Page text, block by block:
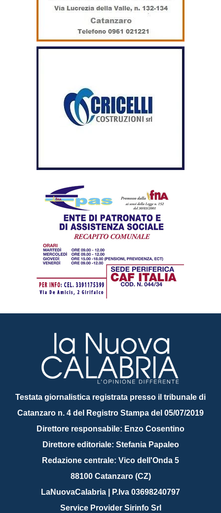
Testata giornalistica registrata presso il tribunale di
Catanzaro n. 4 del Registro Stampa del 05/07/2019
Direttore responsabile: Enzo Cosentino
Direttore editoriale: Stefania Papaleo
Redazione centrale: Vico dell'Onda 5
88100 Catanzaro (CZ)
LaNuovaCalabria | P.Iva 03698240797
Service Provider Sirinfo Srl